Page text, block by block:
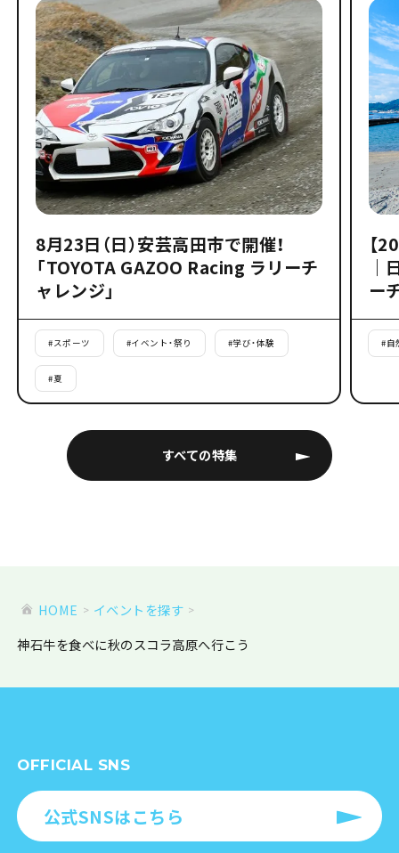
すべての特集
8月23日（日）安芸高田市で開催！
「TOYOTA GAZOO Racing ラリーチ
ャレンジ」
#スポーツ #イベント・祭り #学び・体験
#夏
【
｜
ー
#自
HOME
イベントを探す
神石牛を食べに秋のスコラ高原へ行こう
OFFICIAL SNS
公式SNSはこちら